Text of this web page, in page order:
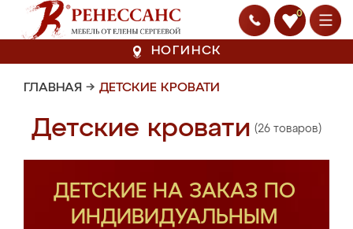
0
НОГИНСК
ГЛАВНАЯ → ДЕТСКИЕ КРОВАТИ
Детские кровати (26 товаров)
ДЕТСКИЕ НА ЗАКАЗ ПО
ИНДИВИДУАЛЬНЫМ